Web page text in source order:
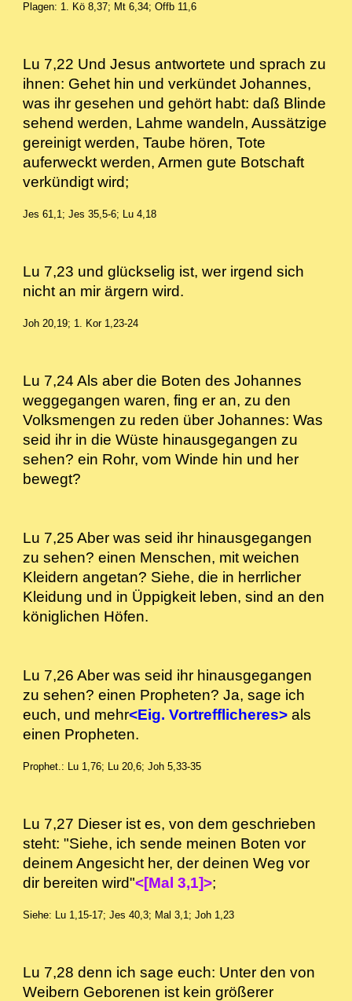
Plagen: 1. Kö 8,37; Mt 6,34; Offb 11,6
Lu 7,22 Und Jesus antwortete und sprach zu
ihnen: Gehet hin und verkündet Johannes,
was ihr gesehen und gehört habt: daß Blinde
sehend werden, Lahme wandeln, Aussätzige
gereinigt werden, Taube hören, Tote
auferweckt werden, Armen gute Botschaft
verkündigt wird;
Jes 61,1; Jes 35,5-6; Lu 4,18
Lu 7,23 und glückselig ist, wer irgend sich
nicht an mir ärgern wird.
Joh 20,19; 1. Kor 1,23-24
Lu 7,24 Als aber die Boten des Johannes
weggegangen waren, fing er an, zu den
Volksmengen zu reden über Johannes: Was
seid ihr in die Wüste hinausgegangen zu
sehen? ein Rohr, vom Winde hin und her
bewegt?
Lu 7,25 Aber was seid ihr hinausgegangen
zu sehen? einen Menschen, mit weichen
Kleidern angetan? Siehe, die in herrlicher
Kleidung und in Üppigkeit leben, sind an den
königlichen Höfen.
Lu 7,26 Aber was seid ihr hinausgegangen
zu sehen? einen Propheten? Ja, sage ich
euch, und mehr<Eig. Vortrefflicheres> als
einen Propheten.
Prophet.: Lu 1,76; Lu 20,6; Joh 5,33-35
Lu 7,27 Dieser ist es, von dem geschrieben
steht: "Siehe, ich sende meinen Boten vor
deinem Angesicht her, der deinen Weg vor
dir bereiten wird"<[Mal 3,1]>;
Siehe: Lu 1,15-17; Jes 40,3; Mal 3,1; Joh 1,23
Lu 7,28 denn ich sage euch: Unter den von
Weibern Geborenen ist kein größerer